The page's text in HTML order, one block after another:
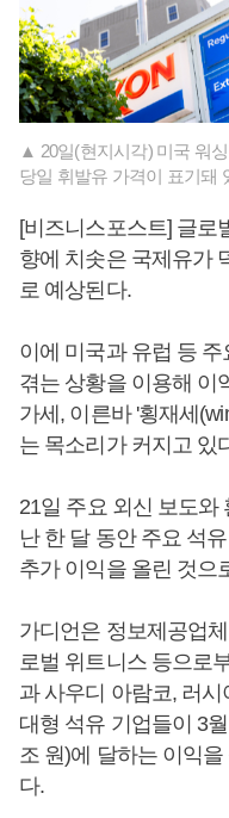
▲ 20일(현지시각) 미국 워
당일 휘발유 가격이 표기돼
[비즈니스포스트] 글로
향에 치솟은 국제유가
로 예상된다.
이에 미국과 유럽 등
겪는 상황을 이용해 이
가세, 이른바 '횡재세
는 목소리가 커지고 있
21일 주요 외신 보도와
난 한 달 동안 주요 석
추가 이익을 올린 것으
가디언은 정보제공업
로벌 위트니스 등으로
과 사우디 아람코, 러
대형 석유 기업들이 3
조 원)에 달하는 이익
다.